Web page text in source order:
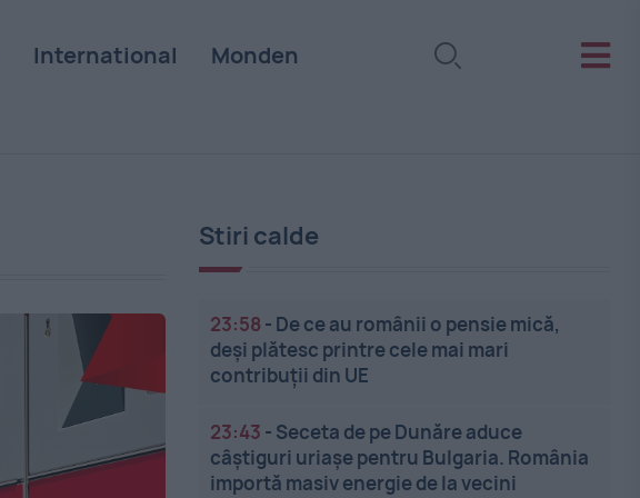
International Monden
Stiri calde
23:58 - De ce au românii o pensie mică,
deși plătesc printre cele mai mari
contribuții din UE
23:43 - Seceta de pe Dunăre aduce
câștiguri uriașe pentru Bulgaria. România
importă masiv energie de la vecini